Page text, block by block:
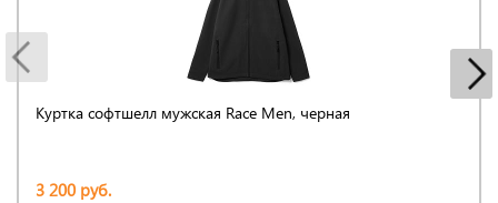
Куртка софтшелл мужская Race Men, черная
3 200 руб.